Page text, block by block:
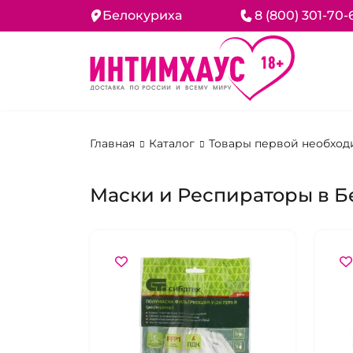
Белокуриха 8 (800) 301-70-
Главная Каталог Товары первой
Маски и Респираторы в